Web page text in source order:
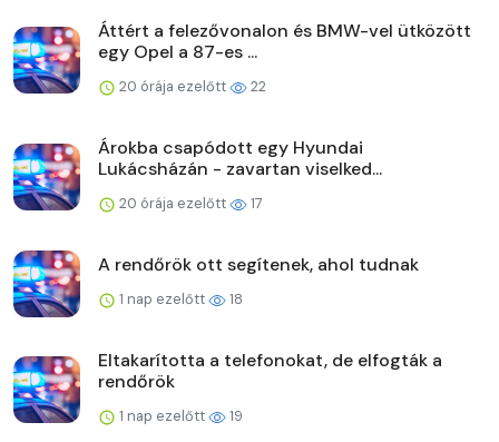
Áttért a felezővonalon és BMW-vel ütközött
egy Opel a 87-es ...
20 órája ezelőtt 22
Árokba csapódott egy Hyundai
Lukácsházán - zavartan viselked...
20 órája ezelőtt 17
A rendőrök ott segítenek, ahol tudnak
1 nap ezelőtt 18
Eltakarította a telefonokat, de elfogták a
rendőrök
1 nap ezelőtt 19